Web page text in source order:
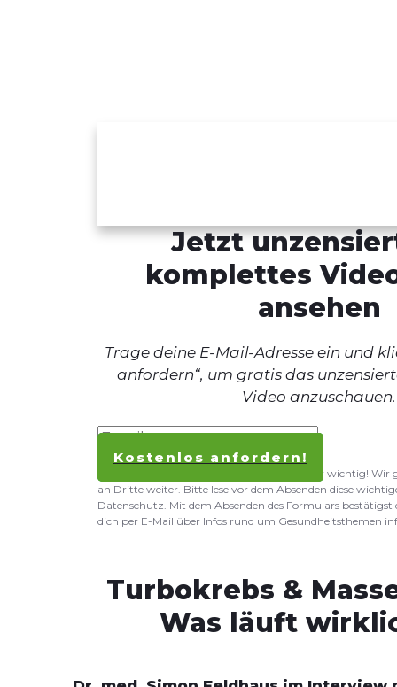
Jetzt
komplettes
ansehen
Trage deine E-Mail-Adresse ein und
anfordern“, um gratis das
Video anzuschauen.
Kostenlos anfordern!
Datenschutz und Privatsphäre sind uns sehr wichtig! Wir
an Dritte weiter. Bitte lese vor dem Absenden diese
Datenschutz. Mit dem Absenden des Formulars bestätigst
dich per E-Mail über Infos rund um Gesundheitsthemen
Turbokrebs &
Was läuft